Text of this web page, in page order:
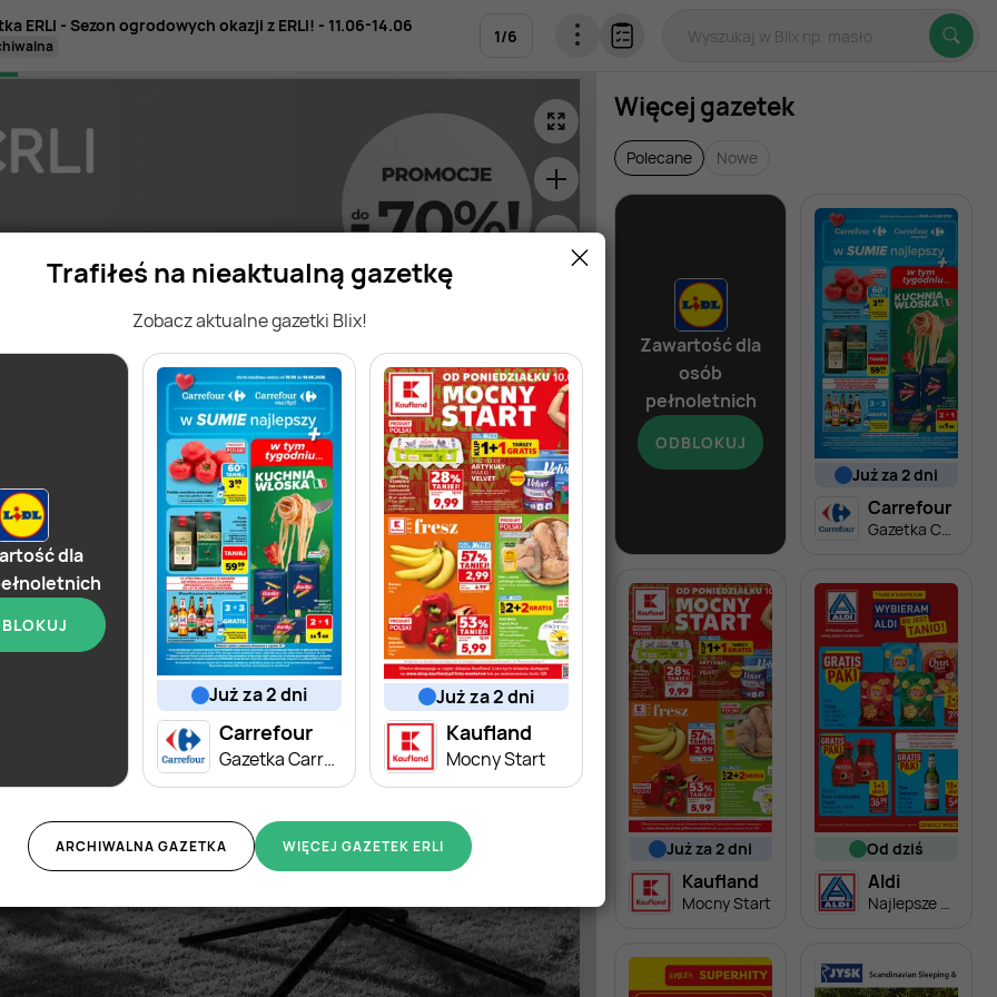
Trafiłeś na nieaktualną gazetkę
Zobacz aktualne gazetki Blix!
dla
już za 2 dni
Carrefour
Gazetka Carrefour od poniedziałku
już za 2 dni
Kaufland
Mocny Start
WIĘCEJ GAZETEK ERLI
ARCHIWALNA GAZETKA
ERLI - Sezon ogrodowych okazji z ERLI! - 11.06-14.06
1/6
Więcej gazetek
Polecane Nowe
Zawartość dla
osób
pełnoletnich
ODBLOKUJ
od dziś
już za 2 dni
Carrefour
już za 2 dni
Kaufland
Mocny Start
od dziś
Aldi
Najlepsze oferty na sobotę w Aldi!